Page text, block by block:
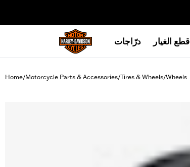
درّاجات قطع الغيار
Home/Motorcycle Parts & Accessories/Tires & Wheels/Wheels